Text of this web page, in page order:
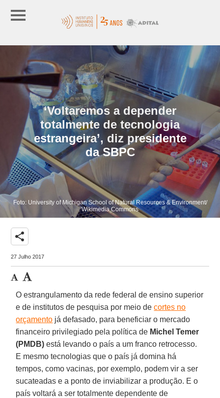
‘Voltaremos a depender
totalmente de tecnologia
estrangeira’, diz presidente
da SBPC
Foto: University of Michigan School of Natural Resources & Environment/
Wikimedia Commons
share
27 Julho 2017
O estrangulamento da rede federal de ensino superior
e de institutos de pesquisa por meio decortes no
orçamento já defasado, para beneficiar o mercado
financeiro privilegiado pela política de Michel Temer
(PMDB) está levando o país a um franco retrocesso.
E mesmo tecnologias que o país já domina há
tempos, como vacinas, por exemplo, podem vir a ser
sucateadas e a ponto de inviabilizar a produção. E o
país voltará a ser totalmente dependente de